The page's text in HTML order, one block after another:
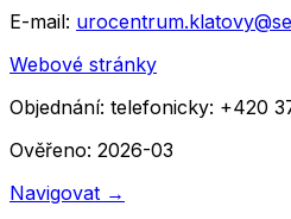
E-mail:
Webové stránky
Objednání: telefonicky: +420
Ověřeno: 2026-03
Navigovat →